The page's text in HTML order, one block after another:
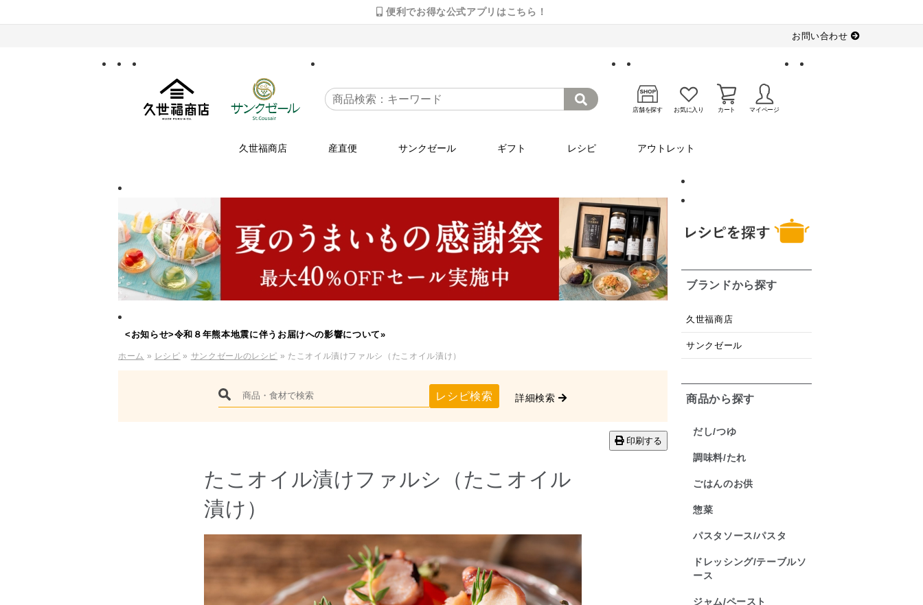
便利でお得な公式アプリはこちら！
お問い合わせ
店舗を探す お気に入り カート マイページ
久世福商店 産直便 サンクゼール ギフト レシピ アウトレット
<お知らせ>令和８年熊本地震に伴うお届けへの影響について»
ホーム » レシピ » サンクゼールのレシピ » たこオイル漬けファルシ（たこオイル漬け）
レシピ検索 詳細検索
印刷する
たこオイル漬けファルシ（たこオイル
漬け）
ブランドから探す
久世福商店
サンクゼール
商品から探す
だし/つゆ
調味料/たれ
ごはんのお供
惣菜
パスタソース/パスタ
ドレッシング/テーブルソ
ース
ジャム/ペースト